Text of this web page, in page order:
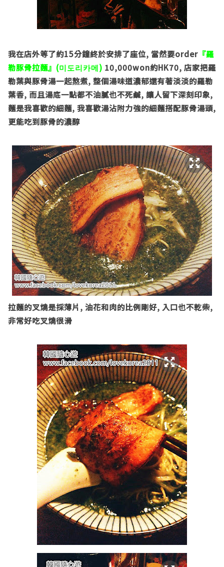
我在店外等了約15分鐘終於安排了座位, 當然要order 『羅
勒豚骨拉麵』 (미도리카메 ) 10,000won約HK70, 店家把羅
勒葉與豚骨湯一起熬煮, 整個湯味道濃郁還有著淡淡的羅勒
葉香, 而且湯底一點都不油膩也不死鹹, 讓人留下深刻印象,
麵是我喜歡的細麵, 我喜歡湯沾附力強的細麵搭配豚骨湯頭,
更能吃到豚骨的濃醇
拉麵的叉燒是採薄片, 油花和肉的比例剛好, 入口也不乾柴,
非常好吃叉燒很滑